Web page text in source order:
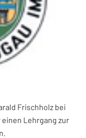
Frischholz bei
einen Lehrgang zur